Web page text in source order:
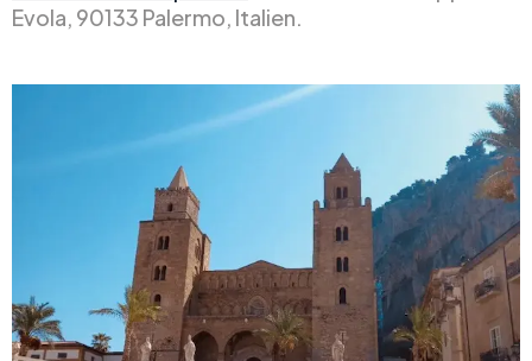
Evola, 90133 Palermo, Italien.